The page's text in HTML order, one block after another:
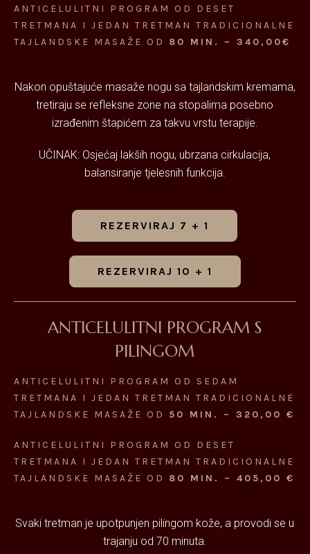
ANTICELULITNI PROGRAM OD DESET
TRETMANA I JEDAN TRETMAN TRADICIONALNE
TAJLANDSKE MASAŽE OD 80 MIN. – 340,00€
Nakon opuštajuće masaže nogu sa tajlandskim kremama,
tretiraju se refleksne zone na stopalima posebno
izrađenim štapićem za takvu vrstu terapije.
UČINAK: Osjećaj lakših nogu, ubrzana cirkulacija,
balansiranje tjelesnih funkcija.
REZERVIRAJ 7 + 1
REZERVIRAJ 10 + 1
ANTICELULITNI PROGRAM S
PILINGOM
ANTICELULITNI PROGRAM OD SEDAM
TRETMANA I JEDAN TRETMAN TRADICIONALNE
TAJLANDSKE MASAŽE OD 50 MIN. – 320,00 €
ANTICELULITNI PROGRAM OD DESET
TRETMANA I JEDAN TRETMAN TRADICIONALNE
TAJLANDSKE MASAŽE OD 80 MIN. – 405,00 €
Svaki tretman je upotpunjen pilingom kože, a provodi se u
trajanju od 70 minuta.